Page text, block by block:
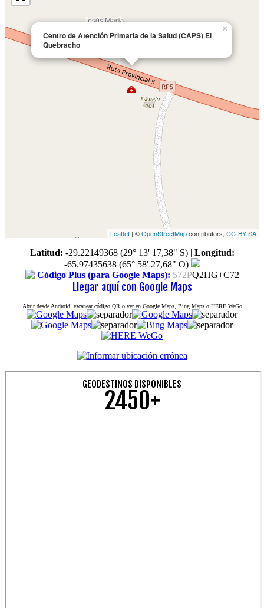
Centro de Atención Primaria de la Salud (CAPS) El
Quebracho
×
Leaflet | ©OpenStreetMapcontributors, CC-BY-SA
Latitud: -29.22149368 (29° 13' 17,38" S)| Longitud:
-65.97435638 (65° 58' 27,68" O)
Código Plus (para Google Maps): 572PQ2HG+C72
Llegar aquí con Google Maps
Abrir desde Android, escanear código QR o ver en Google Maps, Bing Maps o HERE WeGo
GEODESTINOS DISPONIBLES
2450+